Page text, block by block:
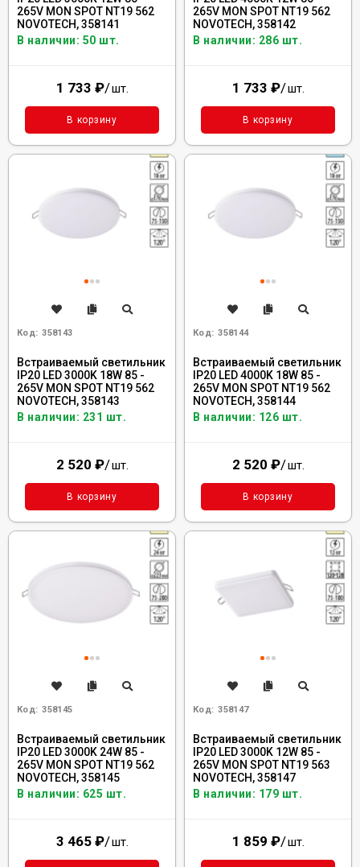
265V MON SPOT NT19 562
NOVOTECH, 358141
В наличии: 50 шт.
1 733 ₽/шт.
В корзину
265V MON SPOT NT19 562
NOVOTECH, 358142
В наличии: 286 шт.
1 733 ₽/шт.
В корзину
Код: 358143
Встраиваемый светильник
IP20 LED 3000K 18W 85 -
265V MON SPOT NT19 562
NOVOTECH, 358143
В наличии: 231 шт.
2 520 ₽/шт.
В корзину
Код: 358144
Встраиваемый светильник
IP20 LED 4000K 18W 85 -
265V MON SPOT NT19 562
NOVOTECH, 358144
В наличии: 126 шт.
2 520 ₽/шт.
В корзину
Код: 358145
Встраиваемый светильник
IP20 LED 3000K 24W 85 -
265V MON SPOT NT19 562
NOVOTECH, 358145
В наличии: 625 шт.
3 465 ₽/шт.
Код: 358147
Встраиваемый светильник
IP20 LED 3000K 12W 85 -
265V MON SPOT NT19 563
NOVOTECH, 358147
В наличии: 179 шт.
1 859 ₽/шт.